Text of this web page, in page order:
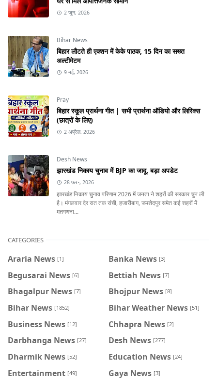
2 जून, 2026
Bihar News
बिहार लौटते ही एक्शन में केके पाठक, 15 दिन का सख्त
अल्टीमेटम
9 मई, 2026
Pray
बिहार स्कूल प्रार्थना गीत | सभी प्रार्थना ऑडियो और लिरिक्स
(छात्रों के लिए)
2 अप्रैल, 2026
Desh News
झारखंड निकाय चुनाव में BJP का जादू, बड़ा अपडेट
28 फ़र॰, 2026
झारखंड निकाय चुनाव परिणाम 2026 में जनता ने शहरों की सरकार चुन ली
है। मंगलवार देर रात तक रांची, हजारीबाग, जमशेदपुर समेत कई शहरों में
मतगणना...
CATEGORIES
Araria News [1] Banka News [3]
Begusarai News [6] Bettiah News [7]
Bhagalpur News [7] Bhojpur News [8]
Bihar News [1852] Bihar Weather News [51]
Business News [12] Chhapra News [2]
Darbhanga News [27] Desh News [277]
Dharmik News [52] Education News [24]
Entertainment [49] Gaya News [3]